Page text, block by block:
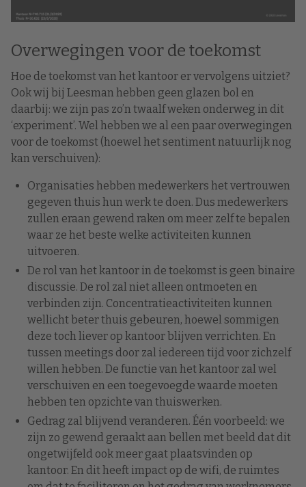
Overwegingen voor de toekomst
Hoe de toekomst van het kantoor er vervolgens uitziet?
Ook wij bij Leesman hebben geen glazen bol en
daarbij: we zijn pas zo’n twaalf weken onderweg in dit
‘experiment’. Wel hebben we al een paar overwegingen
voor de toekomst (hoewel het sentiment natuurlijk nog
kan verschuiven):
Organisaties hebben medewerkers het vertrouwen
gegeven thuis hun werk te doen. Dus medewerkers
zullen eraan gewend raken om meer zelf te bepalen
waar ze het beste welke activiteiten kunnen
uitvoeren.
De rol van het kantoor in de toekomst is geen binaire
discussie. De rol zal niet alleen ontmoeten en
verbinden zijn. Concentratieactiviteiten kunnen
wellicht beter thuis gebeuren, hoewel sommigen
deze toch liever op kantoor blijven verrichten. En
tussen meetings door zal iedereen tijd voor zichzelf
willen hebben. De functie van het kantoor zal wel
verschuiven en een toegevoegde waarde moeten
hebben ten opzichte van thuiswerken.
Gedrag zal blijvend veranderen. Één voorbeeld: we
zijn zo gewend geraakt aan bellen met beeld dat dit
ongetwijfeld ook meer gaat plaatsvinden op
kantoor. En dit heeft impact op de wifi, de ruimtes